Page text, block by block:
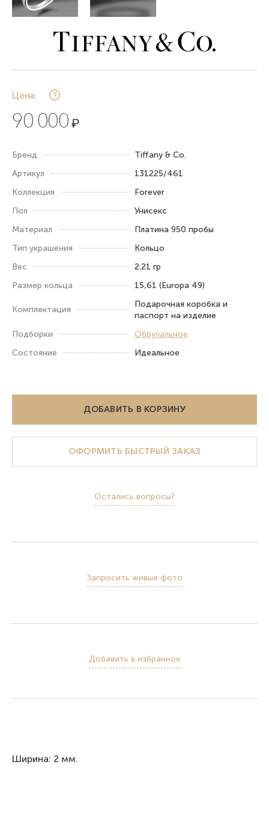
Цена:
90 000 ₽
Бренд
Tiffany & Co.
Артикул
131225/461
Коллекция
Forever
Пол
Унисекс
Материал
Платина 950 пробы
Тип украшения
Кольцо
Вес
2.21 гр
Размер кольца
15,61 (Europa 49)
Комплектация
Подарочная коробка и
паспорт на изделие
Подборки
Обручальное
Состояние
Идеальное
ДОБАВИТЬ В КОРЗИНУ
ОФОРМИТЬ БЫСТРЫЙ ЗАКАЗ
Остались вопросы?
Запросить живые фото
Добавить в избранное
Ширина: 2 мм.